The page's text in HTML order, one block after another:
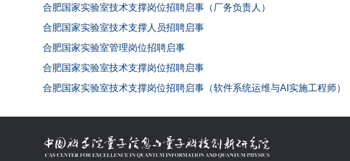
合肥国家实验室技术支撑岗位招聘启事（厂务负责人）
合肥国家实验室技术支撑人员招聘启事
合肥国家实验室管理岗位招聘启事
合肥国家实验室技术支撑岗位招聘启事
合肥国家实验室技术支撑岗位招聘启事（软件系统运维与AI实施工程师）